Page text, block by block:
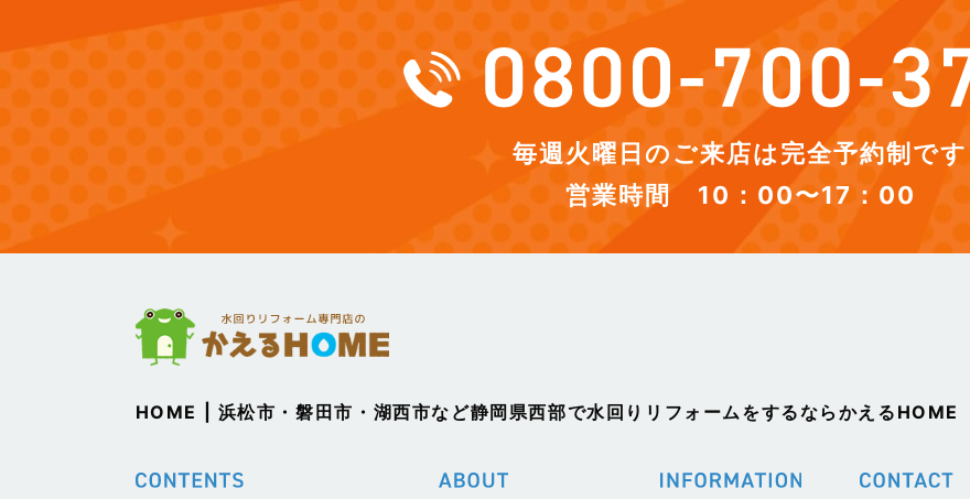
2024年12月 (12)
2024年10月 (15)
2024年7月 (17)
2024年6月 (14)
2024年5月 (13)
毎週火曜日のご来店は完全予約制です
営業時間 10：00〜17：00
HOME | 浜松市・磐田市・湖西市など静岡県西部で水回りリフォームをするならかえるHOME